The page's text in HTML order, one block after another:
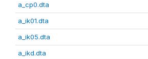
a_cp0.dta
a_ik01.dta
a_ik05.dta
a_ikd.dta